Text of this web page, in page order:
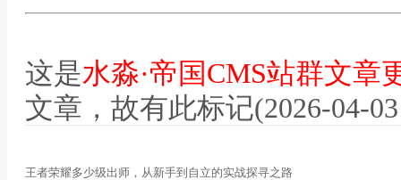
这是水淼·帝国CMS站群文章
文章，故有此标记(2026-04-
王者荣耀多少级出师，从新手到自立的实战探寻之路